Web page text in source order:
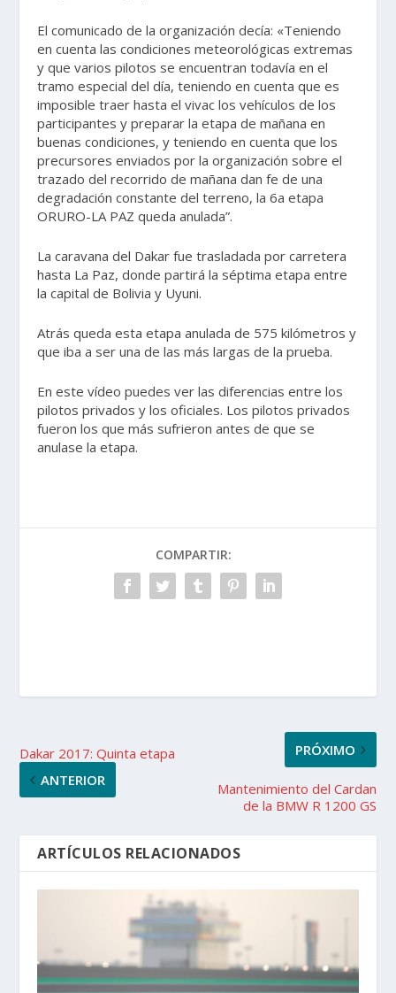
El comunicado de la organización decía: «Teniendo
en cuenta las condiciones meteorológicas extremas
y que varios pilotos se encuentran todavía en el
tramo especial del día, teniendo en cuenta que es
imposible traer hasta el vivac los vehículos de los
participantes y preparar la etapa de mañana en
buenas condiciones, y teniendo en cuenta que los
precursores enviados por la organización sobre el
trazado del recorrido de mañana dan fe de una
degradación constante del terreno, la 6a etapa
ORURO-LA PAZ queda anulada”.
La caravana del Dakar fue trasladada por carretera
hasta La Paz, donde partirá la séptima etapa entre
la capital de Bolivia y Uyuni.
Atrás queda esta etapa anulada de 575 kilómetros y
que iba a ser una de las más largas de la prueba.
En este vídeo puedes ver las diferencias entre los
pilotos privados y los oficiales. Los pilotos privados
fueron los que más sufrieron antes de que se
anulase la etapa.
COMPARTIR:
Dakar 2017: Quinta etapa
ANTERIOR
PRÓXIMO
Mantenimiento del Cardan
de la BMW R 1200 GS
ARTÍCULOS RELACIONADOS